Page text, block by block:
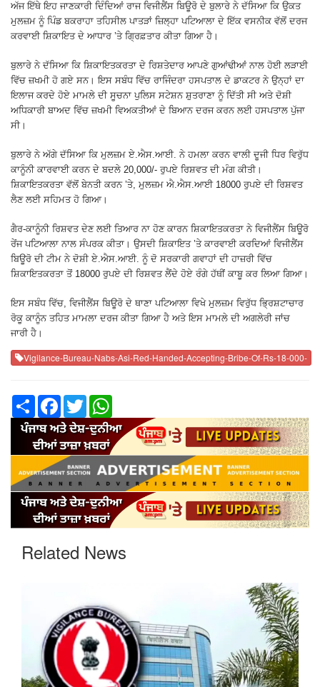
ਅੱਜ ਇੱਥੇ ਇਹ ਜਾਣਕਾਰੀ ਦਿੰਦਿਆਂ ਰਾਜ ਵਿਜੀਲੈਂਸ ਬਿਊਰੋ ਦੇ ਬੁਲਾਰੇ ਨੇ ਦੱਸਿਆ ਕਿ ਉਕਤ
ਮੁਲਜ਼ਮ ਨੂੰ ਪਿੰਡ ਬਕਰਾਹਾ ਤਹਿਸੀਲ ਪਾਤੜਾਂ ਜ਼ਿਲ੍ਹਾ ਪਟਿਆਲਾ ਦੇ ਇੱਕ ਵਸਨੀਕ ਵੱਲੋਂ ਦਰਜ
ਕਰਵਾਈ ਸ਼ਿਕਾਇਤ ਦੇ ਆਧਾਰ ’ਤੇ ਗ੍ਰਿਫ਼ਤਾਰ ਕੀਤਾ ਗਿਆ ਹੈ।
ਬੁਲਾਰੇ ਨੇ ਦੱਸਿਆ ਕਿ ਸ਼ਿਕਾਇਤਕਰਤਾ ਦੇ ਰਿਸ਼ਤੇਦਾਰ ਆਪਣੇ ਗੁਆਂਢੀਆਂ ਨਾਲ ਹੋਈ ਲੜਾਈ
ਵਿੱਚ ਜ਼ਖਮੀ ਹੋ ਗਏ ਸਨ। ਇਸ ਸਬੰਧ ਵਿੱਚ ਰਾਜਿੰਦਰਾ ਹਸਪਤਾਲ ਦੇ ਡਾਕਟਰ ਨੇ ਉਨ੍ਹਾਂ ਦਾ
ਇਲਾਜ ਕਰਦੇ ਹੋਏ ਮਾਮਲੇ ਦੀ ਸੂਚਨਾ ਪੁਲਿਸ ਸਟੇਸ਼ਨ ਸ਼ੁਤਰਾਣਾ ਨੂੰ ਦਿੱਤੀ ਸੀ ਅਤੇ ਦੋਸ਼ੀ
ਅਧਿਕਾਰੀ ਬਾਅਦ ਵਿੱਚ ਜ਼ਖਮੀ ਵਿਅਕਤੀਆਂ ਦੇ ਬਿਆਨ ਦਰਜ ਕਰਨ ਲਈ ਹਸਪਤਾਲ ਪੁੱਜਾ
ਸੀ।
ਬੁਲਾਰੇ ਨੇ ਅੱਗੇ ਦੱਸਿਆ ਕਿ ਮੁਲਜ਼ਮ ਏ.ਐਸ.ਆਈ. ਨੇ ਹਮਲਾ ਕਰਨ ਵਾਲੀ ਦੂਜੀ ਧਿਰ ਵਿਰੁੱਧ
ਕਾਨੂੰਨੀ ਕਾਰਵਾਈ ਕਰਨ ਦੇ ਬਦਲੇ 20,000/- ਰੁਪਏ ਰਿਸ਼ਵਤ ਦੀ ਮੰਗ ਕੀਤੀ।
ਸ਼ਿਕਾਇਤਕਰਤਾ ਵੱਲੋਂ ਬੇਨਤੀ ਕਰਨ ’ਤੇ, ਮੁਲਜ਼ਮ ਐ.ਐਸ.ਆਈ 18000 ਰੁਪਏ ਦੀ ਰਿਸ਼ਵਤ
ਲੈਣ ਲਈ ਸਹਿਮਤ ਹੋ ਗਿਆ।
ਗੈਰ-ਕਾਨੂੰਨੀ ਰਿਸ਼ਵਤ ਦੇਣ ਲਈ ਤਿਆਰ ਨਾ ਹੋਣ ਕਾਰਨ ਸ਼ਿਕਾਇਤਕਰਤਾ ਨੇ ਵਿਜੀਲੈਂਸ ਬਿਊਰੋ
ਰੇਂਜ ਪਟਿਆਲਾ ਨਾਲ ਸੰਪਰਕ ਕੀਤਾ। ਉਸਦੀ ਸ਼ਿਕਾਇਤ ’ਤੇ ਕਾਰਵਾਈ ਕਰਦਿਆਂ ਵਿਜੀਲੈਂਸ
ਬਿਊਰੋ ਦੀ ਟੀਮ ਨੇ ਦੋਸ਼ੀ ਏ.ਐਸ.ਆਈ. ਨੂੰ ਦੋ ਸਰਕਾਰੀ ਗਵਾਹਾਂ ਦੀ ਹਾਜ਼ਰੀ ਵਿੱਚ
ਸ਼ਿਕਾਇਤਕਰਤਾ ਤੋਂ 18000 ਰੁਪਏ ਦੀ ਰਿਸ਼ਵਤ ਲੈਂਦੇ ਹੋਏ ਰੰਗੇ ਹੱਥੀਂ ਕਾਬੂ ਕਰ ਲਿਆ ਗਿਆ।
ਇਸ ਸਬੰਧ ਵਿੱਚ, ਵਿਜੀਲੈਂਸ ਬਿਊਰੋ ਦੇ ਥਾਣਾ ਪਟਿਆਲਾ ਵਿਖੇ ਮੁਲਜ਼ਮ ਵਿਰੁੱਧ ਭ੍ਰਿਸ਼ਟਾਚਾਰ
ਰੋਕੂ ਕਾਨੂੰਨ ਤਹਿਤ ਮਾਮਲਾ ਦਰਜ ਕੀਤਾ ਗਿਆ ਹੈ ਅਤੇ ਇਸ ਮਾਮਲੇ ਦੀ ਅਗਲੇਰੀ ਜਾਂਚ
ਜਾਰੀ ਹੈ।
Vigilance-Bureau-Nabs-Asi-Red-Handed-Accepting-Bribe-Of-Rs-18-000-
Share Facebook
Twitter
Related News